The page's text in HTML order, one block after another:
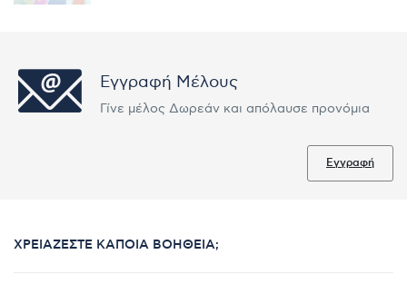
Εγγραφή Μέλους
Γίνε μέλος Δωρεάν και απόλαυσε προνόμια
Εγγραφή
ΧΡΕΙΆΖΕΣΤΕ ΚΆΠΟΙΑ ΒΟΉΘΕΙΑ;